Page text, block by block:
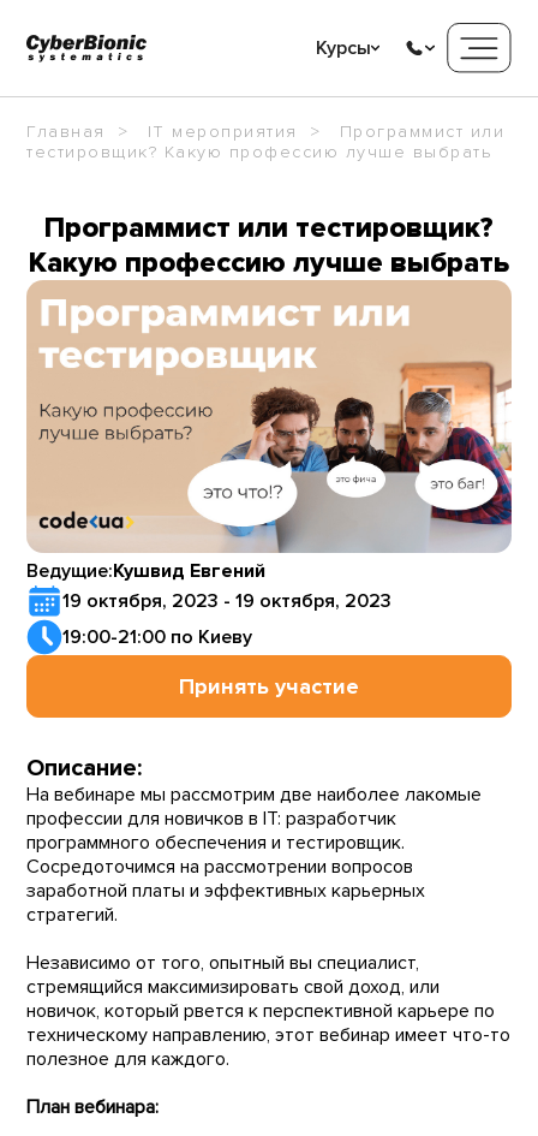
Курсы
Главная IT мероприятия
Программист или
тестировщик? Какую профессию лучше выбрать
Программист или тестировщик?
Какую профессию лучше выбрать
19 октября, 2023 - 19 октября, 2023
19:00-21:00 по Киеву
Ведущие:Кушвид Евгений
Принять участие
Описание:
На вебинаре мы рассмотрим две наиболее лакомые
профессии для новичков в IT: разработчик
программного обеспечения и тестировщик.
Сосредоточимся на рассмотрении вопросов
заработной платы и эффективных карьерных
стратегий.
Независимо от того, опытный вы специалист,
стремящийся максимизировать свой доход, или
новичок, который рвется к перспективной карьере по
техническому направлению, этот вебинар имеет что-то
полезное для каждого.
План вебинара: